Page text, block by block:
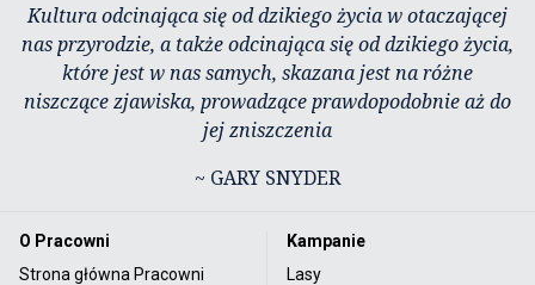
Kultura odcinająca się od dzikiego życia w otaczającej
nas przyrodzie, a także odcinająca się od dzikiego życia,
które jest w nas samych, skazana jest na różne
niszczące zjawiska, prowadzące prawdopodobnie aż do
jej zniszczenia
~ GARY SNYDER
O Pracowni
Strona główna Pracowni
Kampanie
Lasy